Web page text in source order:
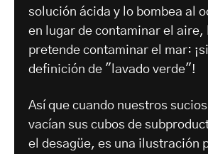
solución ácida y lo bombea al
en lugar de contaminar el aire,
pretende contaminar el mar:
definición de "lavado verde"!
Así que cuando nuestros
vacían sus cubos de
el desagüe, es una ilustración